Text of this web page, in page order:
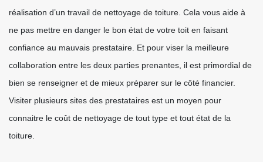
réalisation d’un travail de nettoyage de toiture. Cela vous aide à
ne pas mettre en danger le bon état de votre toit en faisant
confiance au mauvais prestataire. Et pour viser la meilleure
collaboration entre les deux parties prenantes, il est primordial de
bien se renseigner et de mieux préparer sur le côté financier.
Visiter plusieurs sites des prestataires est un moyen pour
connaitre le coût de nettoyage de tout type et tout état de la
toiture.